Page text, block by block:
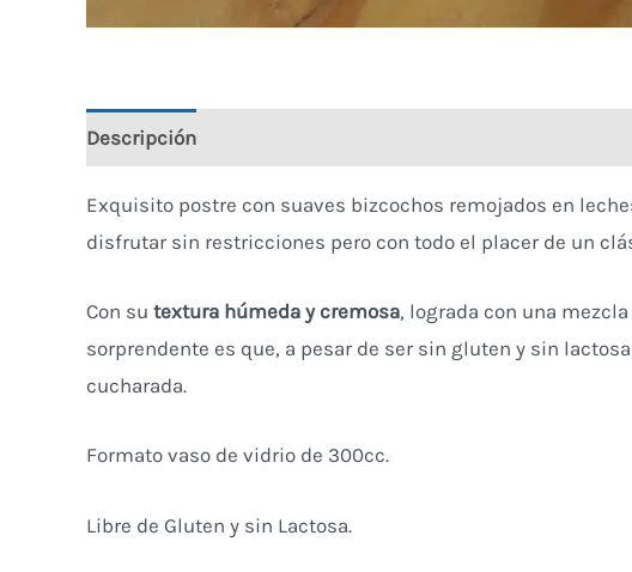
Descripción
Exquisito postre con suaves bizcochos remojados en
disfrutar sin restricciones pero con todo el placer de un
Con su textura húmeda y cremosa, lograda con una
sorprendente es que, a pesar de ser sin gluten y sin
cucharada.
Formato vaso de vidrio de 300cc.
Libre de Gluten y sin Lactosa.